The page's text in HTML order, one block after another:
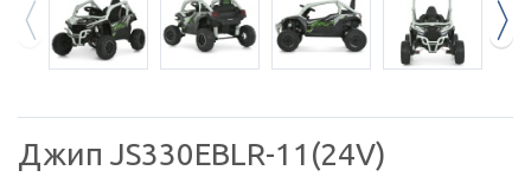
Джип JS330EBLR-11(24V)